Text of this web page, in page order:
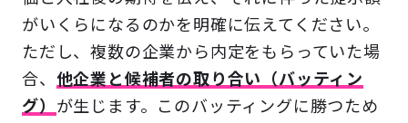
がいくらになるのかを明確に伝えてください。
ただし、複数の企業から内定をもらっていた場
合、 他企業と候補者の取り合い（バッティン
グ） が生じます。このバッティングに勝つため